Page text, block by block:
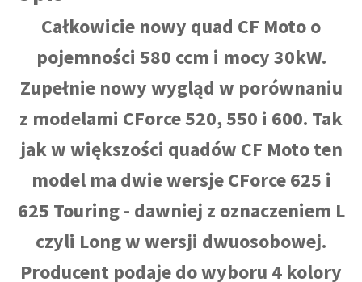
Całkowicie nowy quad CF Moto o
pojemności 580 ccm i mocy 30kW.
Zupełnie nowy wygląd w porównaniu
z modelami CForce 520, 550 i 600. Tak
jak w większości quadów CF Moto ten
model ma dwie wersje CForce 625 i
625 Touring - dawniej z oznaczeniem L
czyli Long w wersji dwuosobowej.
Producent podaje do wyboru 4 kolory